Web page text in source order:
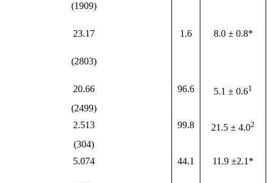
(1909)
23.17 1.6 8.0 ± 0.8*
(2803)
20.66 96.6 5.1 ± 0.61
(2499)
2.513 99.8 21.5 ± 4.02
(304)
5.074 44.1 11.9 ±2.1*